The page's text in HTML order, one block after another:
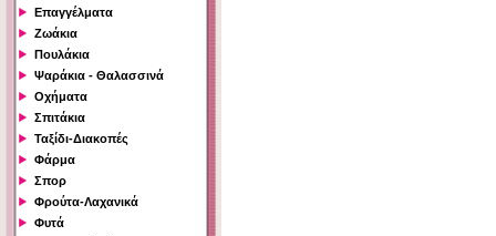
Επαγγέλματα
Ζωάκια
Πουλάκια
Ψαράκια - Θαλασσινά
Οχήματα
Σπιτάκια
Ταξίδι-Διακοπές
Φάρμα
Σπορ
Φρούτα-Λαχανικά
Φυτά